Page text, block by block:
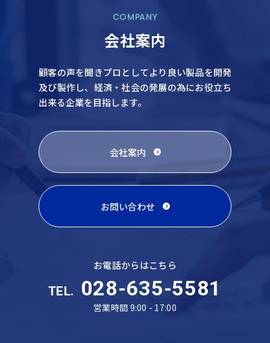
COMPANY
会社案内
顧客の声を聞きプロとしてより良い製品を開発
及び製作し、 経済・社会の発展の為にお役立ち
出来る企業を目指します。
会社案内
お問い合わせ
お電話からはこちら
TEL. 028-635-5581
営業時間 9:00 - 17:00